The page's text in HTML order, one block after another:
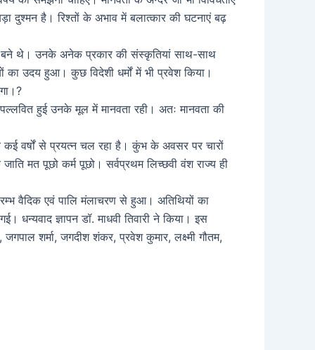
है। रिश्तों के अभाव में बलात्कार की घटनाएं बढ़
से बने थे। उनके अनेक प्रकार की संस्कृतियां साथ-साथ
का उदय हुआ। कुछ विदेशी धर्मों में भी प्रवेश किया।
पल्लवित हुई उनके मूल में मानवता रही। अतः मानवता की
कई वर्षों से प्रयत्न चल रहा है। कुंभ के अवसर पर चारों
मत पूछो कर्म पूछो। सर्वप्रथम लिच्छवी वंश राज्य ही
वैदिक एवं पालि मंलाचरण से हुआ। अतिथियों का
धन्यवाद ज्ञापन डॉ. माधवी तिवारी ने किया। इस
शर्मा, जगदीश शंकर, प्रवेश कुमार, लक्ष्मी गौतम,